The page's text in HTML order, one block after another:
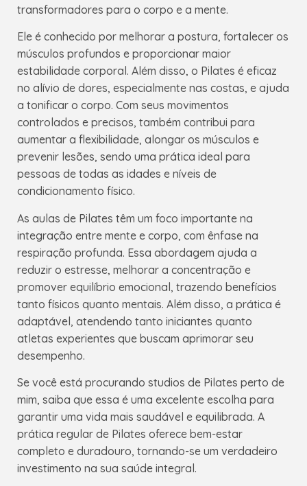
transformadores para o corpo e a mente.
Ele é conhecido por melhorar a postura, fortalecer os
músculos profundos e proporcionar maior
estabilidade corporal. Além disso, o Pilates é eficaz
no alívio de dores, especialmente nas costas, e ajuda
a tonificar o corpo. Com seus movimentos
controlados e precisos, também contribui para
aumentar a flexibilidade, alongar os músculos e
prevenir lesões, sendo uma prática ideal para
pessoas de todas as idades e níveis de
condicionamento físico.
As aulas de Pilates têm um foco importante na
integração entre mente e corpo, com ênfase na
respiração profunda. Essa abordagem ajuda a
reduzir o estresse, melhorar a concentração e
promover equilíbrio emocional, trazendo benefícios
tanto físicos quanto mentais. Além disso, a prática é
adaptável, atendendo tanto iniciantes quanto
atletas experientes que buscam aprimorar seu
desempenho.
Se você está procurando studios de Pilates perto de
mim, saiba que essa é uma excelente escolha para
garantir uma vida mais saudável e equilibrada. A
prática regular de Pilates oferece bem-estar
completo e duradouro, tornando-se um verdadeiro
investimento na sua saúde integral.